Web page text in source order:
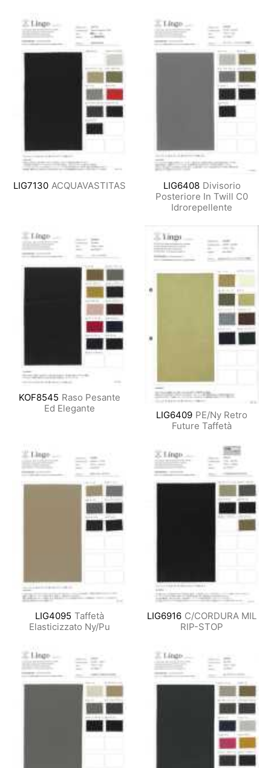
LIG7130 ACQUAVASTITAS LIG6408 Divisorio
Posteriore In Twill C0
Idrorepellente
KOF8545 Raso Pesante
Ed Elegante
LIG6409 PE/Ny Retro
Future Taffetà
LIG4095 Taffetà
Elasticizzato Ny/Pu
LIG6916 C/CORDURA MIL
RIP-STOP